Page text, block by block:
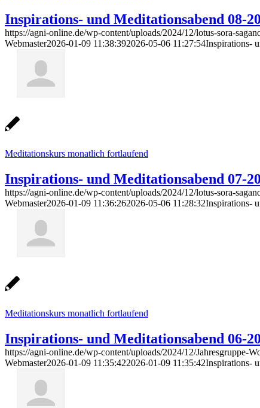
Inspirations- und Meditationsabend 08-
https://agni-online.de/wp-content/uploads/2024/12/lotus-sora-
Webmaster2026-01-09 11:38:392026-05-06 11:27:54Inspirations-
Meditationskurs monatlich fortlaufend
Inspirations- und Meditationsabend 07-
https://agni-online.de/wp-content/uploads/2024/12/lotus-sora-
Webmaster2026-01-09 11:36:262026-05-06 11:28:32Inspirations-
Meditationskurs monatlich fortlaufend
Inspirations- und Meditationsabend 06-
https://agni-online.de/wp-content/uploads/2024/12/Jahresgruppe-
Webmaster2026-01-09 11:35:422026-01-09 11:35:42Inspirations-